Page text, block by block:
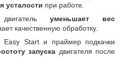
усталости при работе.
уменьшает вес
качественную обработку.
Easy Start и праймер подкачки
запуска двигателя после